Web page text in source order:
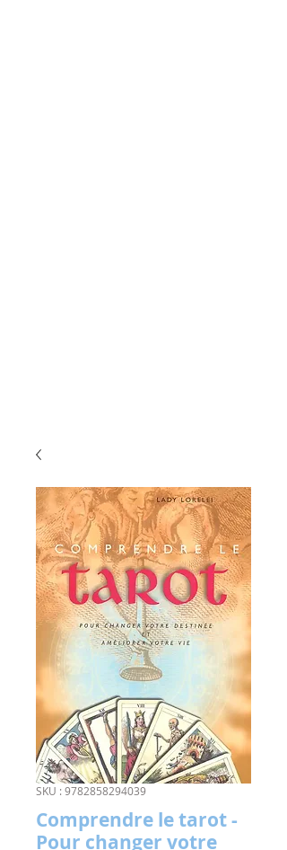
SKU : 9782858294039
Comprendre le tarot -
Pour changer votre